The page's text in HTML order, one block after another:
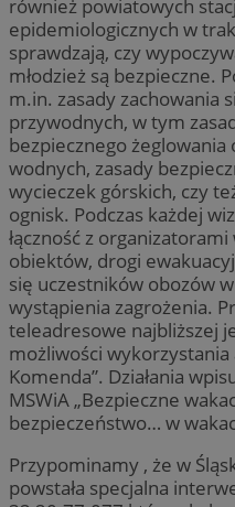
również powiatowych
epidemiologicznych w
sprawdzają, czy
młodzież są bezpieczne.
m.in. zasady zachowania
przywodnych, w tym
bezpiecznego
wodnych, zasady
wycieczek górskich, czy
ognisk. Podczas każdej
łączność z
obiektów, drogi
się uczestników obozów
wystąpienia zagrożenia.
teleadresowe najbliższej
możliwości
Komenda”. Działania
MSWiA „Bezpieczne
bezpieczeństwo… w
Przypominamy , że w
powstała specjalna